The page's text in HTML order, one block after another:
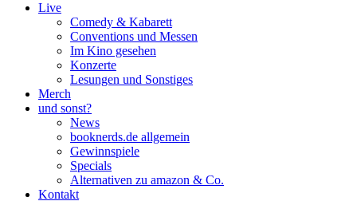
Live
Comedy & Kabarett
Conventions und Messen
Im Kino gesehen
Konzerte
Lesungen und Sonstiges
Merch
und sonst?
News
booknerds.de allgemein
Gewinnspiele
Specials
Alternativen zu amazon & Co.
Kontakt